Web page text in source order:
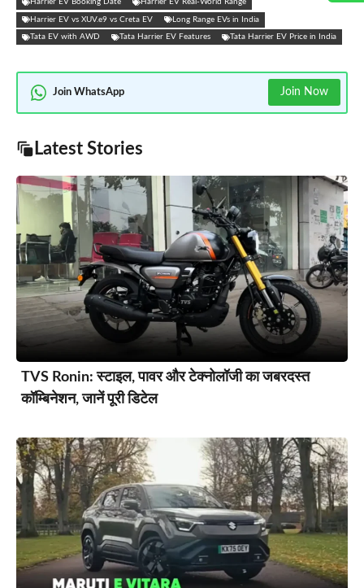
Harrier EV Booking Date Harrier EV Real-World Range
Harrier EV vs XUV.e9 vs Creta EV Long Range EVs in India
Tata EV with AWD Tata Harrier EV Features Tata Harrier EV Price in India
Join WhatsApp Join Now
Latest Stories
TVS Ronin: स्टाइल, पावर और टेक्नोलॉजी का जबरदस्त
कॉम्बिनेशन, जानें पूरी डिटेल